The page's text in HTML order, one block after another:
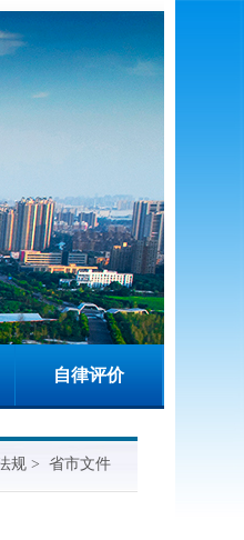
自律评价
规 > 省市文件